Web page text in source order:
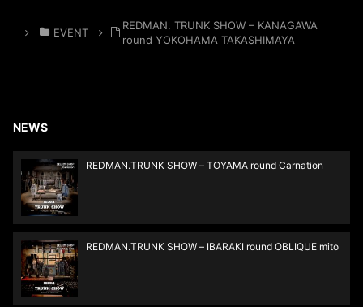
[KAGOSHIMA
round REGISTA
＜ MIYAGI round ＞
EVENT
REDMAN. TRUNK SHOW – KANAGAWA
round YOKOHAMA TAKASHIMAYA
NEWS
REDMAN.TRUNK SHOW – TOYAMA round Carnation
REDMAN.TRUNK SHOW – IBARAKI round OBLIQUE mito